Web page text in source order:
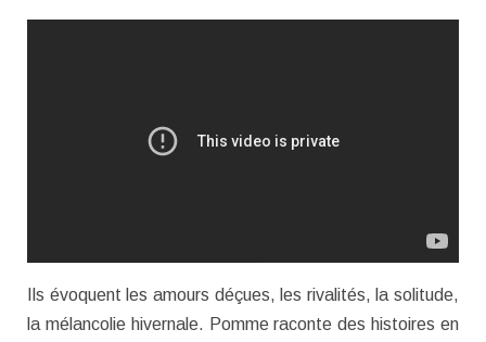
Ils évoquent les amours déçues, les rivalités, la solitude,
la mélancolie hivernale. Pomme raconte des histoires en